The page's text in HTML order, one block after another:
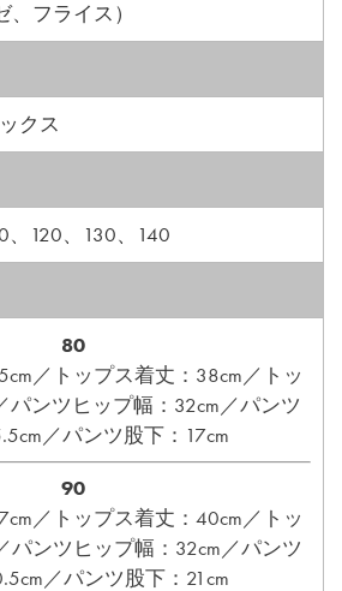
フライス）
クス
、120、130、140
80
／トップス着丈：38cm／トッ
パンツヒップ幅：32cm／パンツ
／パンツ股下：17cm
90
／トップス着丈：40cm／トッ
パンツヒップ幅：32cm／パンツ
／パンツ股下：21cm